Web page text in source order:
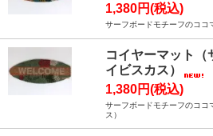
1,380円(税込)
サーフボードモチーフのココ
コイヤーマット（
イビスカス）
1,380円(税込)
サーフボードモチーフのココ
ス）